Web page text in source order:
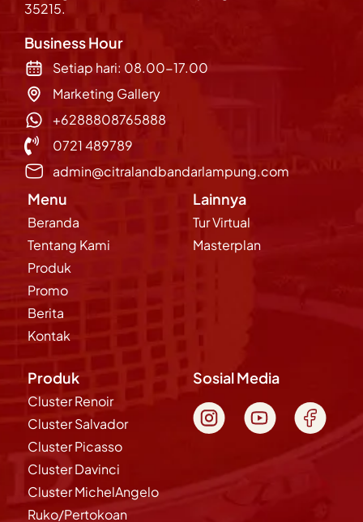
35215.
Business Hour
Setiap hari: 08.00-17.00
Marketing Gallery
+6288808765888
0721 489789
admin@citralandbandarlampung.com
Menu
Beranda
Tentang Kami
Produk
Promo
Berita
Kontak
Lainnya
Tur Virtual
Masterplan
Produk
Cluster Renoir
Cluster Salvador
Cluster Picasso
Cluster Davinci
Cluster MichelAngelo
Ruko/Pertokoan
Sosial Media